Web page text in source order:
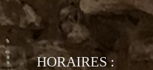
HORAIRES :